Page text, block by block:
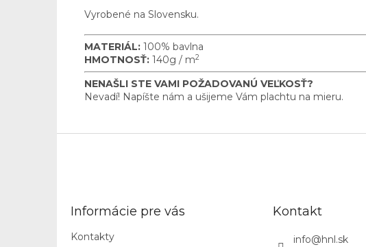
Vyrobené na Slovensku.
MATERIÁL: 100% bavlna
HMOTNOSŤ: 140g / m2
NENAŠLI STE VAMI POŽADOVANÚ VEĽKOSŤ?
Nevadí! Napíšte nám a ušijeme Vám plachtu na mieru.
Informácie pre vás
Kontakty
Kontakt
info@hnl.sk